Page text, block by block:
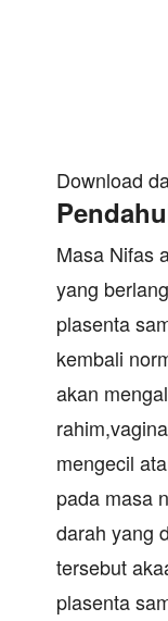
Download
Masa Nifas
yang
plasenta
kembali
akan
mengecil
pada masa
darah yang
tersebut
plasenta